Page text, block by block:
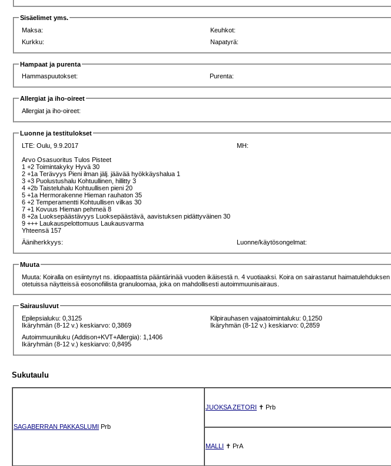
Sisäelimet yms.
Maksa:
Keuhkot:
Kurkku:
Napatyrä:
Hampaat ja purenta
Hammaspuutokset:
Purenta:
Allergiat ja iho-oireet
Allergiat ja iho-oireet:
Luonne ja testitulokset
LTE:Oulu, 9.9.2017
Arvo Osasuoritus Tulos Pisteet
1 +2 Toimintakyky Hyvä 30
2 +1a Terävyys Pieni ilman jälj. jäävää hyökkäyshalua 1
3 +3 Puolustushalu Kohtuullinen, hillitty 3
4 +2b Taisteluhalu Kohtuullisen pieni 20
5 +1a Hermorakenne Hieman rauhaton 35
6 +2 Temperamentti Kohtuullisen vilkas 30
7 +1 Kovuus Hieman pehmeä 8
8 +2a Luoksepäästävyys Luoksepäästävä, aavistuksen pidättyväinen 30
9 +++ Laukauspelottomuus Laukausvarma
Yhteensä 157
MH:
Ääniherkkyys: Luonne/käytösongelmat:
Muuta
Muuta: Koiralla on esiintynyt ns. idiopaattista pääntärinää vuoden ikäisestä n. 4 vuotiaaksi. Koira on sairastanut
otetuissa näytteissä eosonofiilista granuloomaa, joka on mahdollisesti autoimmuunisairaus.
Sairausluvut
Epilepsialuku: 0,3125
Ikäryhmän (8-12 v.) keskiarvo: 0,3869
Kilpirauhasen vajaatoimintaluku: 0,1250
Ikäryhmän (8-12 v.) keskiarvo: 0,2859
Autoimmuuniluku (Addison+KVT+Allergia): 1,1406
Ikäryhmän (8-12 v.) keskiarvo: 0,8495
Sukutaulu
SAGABERRAN PAKKASLUMI Prb
JUOKSA ZETORI ✝ Prb
MALLI ✝ PrA